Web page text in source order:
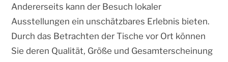
Andererseits kann der Besuch lokaler
Ausstellungen ein unschätzbares Erlebnis bieten.
Durch das Betrachten der Tische vor Ort können
Sie deren Qualität, Größe und Gesamterscheinung